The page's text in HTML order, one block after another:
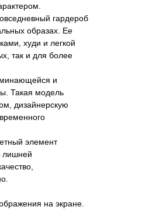
гардероб
образах. Ее
худи и легкой
так и для более
и
Такая модель
дизайнерскую
элемент
лишней
на экране.